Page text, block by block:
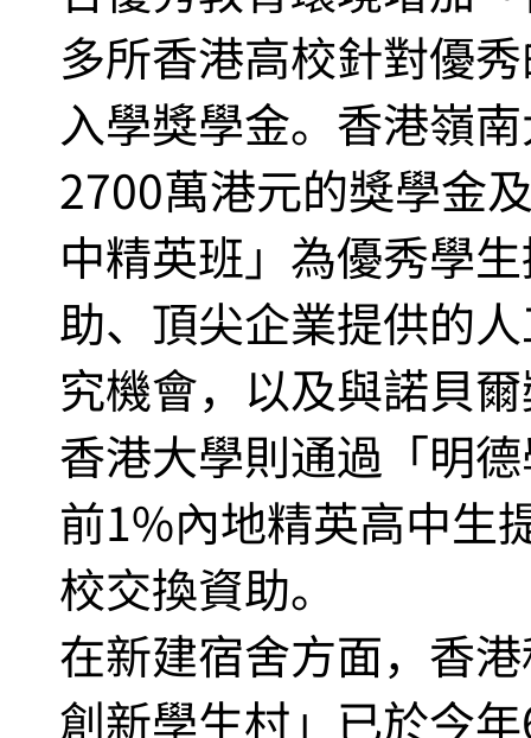
多所香港高校針對優
入學獎學金。香港嶺
2700萬港元的獎學金
中精英班」為優秀學
助、頂尖企業提供的
究機會，以及與諾貝
香港大學則通過「明
前1%內地精英高中生
校交換資助。
在新建宿舍方面，香
創新學生村」已於今